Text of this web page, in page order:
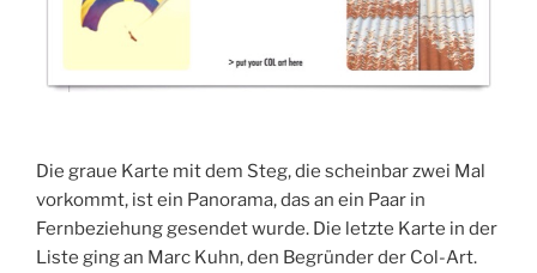
Die graue Karte mit dem Steg, die scheinbar zwei Mal
vorkommt, ist ein Panorama, das an ein Paar in
Fernbeziehung gesendet wurde. Die letzte Karte in der
Liste ging an Marc Kuhn, den Begründer der Col-Art.